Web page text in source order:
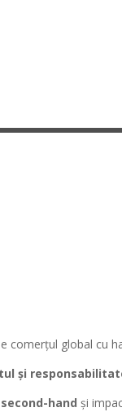
comerțul global cu
și
hand și